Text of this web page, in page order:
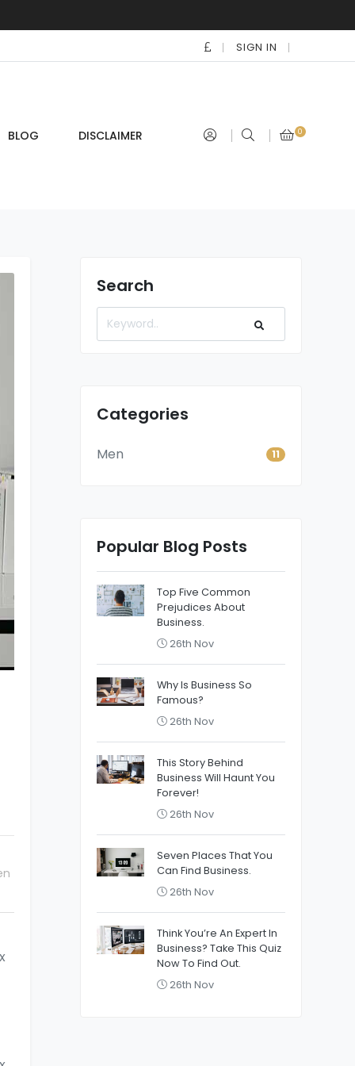
SIGN IN
BLOG DISCLAIMER 0
Search
Categories
Men 11
Popular Blog Posts
Top Five Common
Prejudices About
Business.
26th Nov
Why Is Business So
Famous?
26th Nov
This Story Behind
Business Will Haunt You
Forever!
26th Nov
Seven Places That You
Can Find Business.
26th Nov
Think You’re An Expert In
Business? Take This Quiz
Now To Find Out.
26th Nov